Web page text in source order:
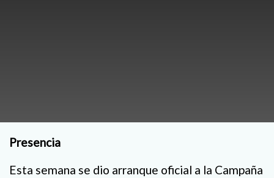
Presencia
Esta semana se dio arranque oficial a la Campaña